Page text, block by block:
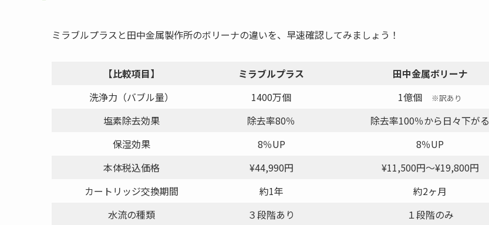
ミラブルプラスと田中金属製作所のボリーナの違いを、早速確認してみましょう！
【比較項目】 ミラブルプラス
田中金属ボリーナ
洗浄力（バブル量）
1400万個 1億個 ※訳あり
塩素除去効果 除去率80％
除去率100％から日々下がる
保湿効果
8％UP
8％UP
本体税込価格
¥44,990円
¥11,500円〜¥19,800円
カートリッジ交換期間
約1年
約2ヶ月
水流の種類
３段階あり
１段階のみ